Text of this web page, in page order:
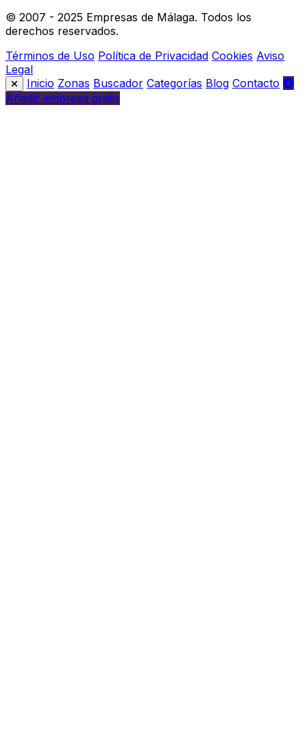
© 2007 - 2025 Empresas de Málaga. Todos los
derechos reservados.
Términos de Uso Política de Privacidad Cookies Aviso
Legal
Inicio Zonas Buscador Categorías Blog Contacto
Añadir empresa gratis